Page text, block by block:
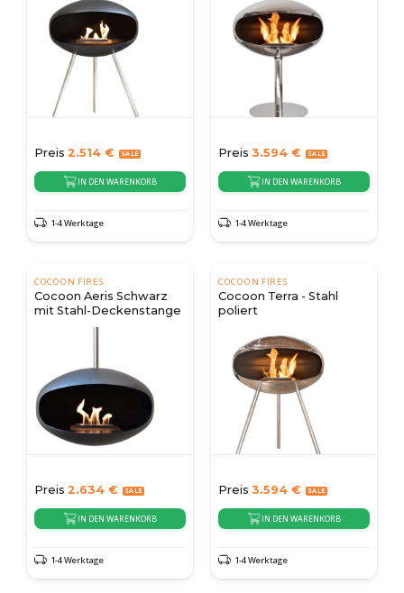
Preis 2.514 €
IN DEN WARENKORB
1-4 Werktage
Preis 3.594 €
IN DEN WARENKORB
1-4 Werktage
COCOON FIRES
Cocoon Aeris Schwarz
mit Stahl-Deckenstange
Preis 2.634 €
IN DEN WARENKORB
1-4 Werktage
COCOON FIRES
Cocoon Terra - Stahl
poliert
Preis 3.594 €
IN DEN WARENKORB
1-4 Werktage